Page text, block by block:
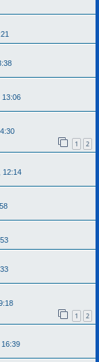
13:06
1 2
12:14
1 2